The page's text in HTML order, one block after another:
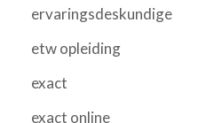
ervaringsdeskundige
etw opleiding
exact
exact online